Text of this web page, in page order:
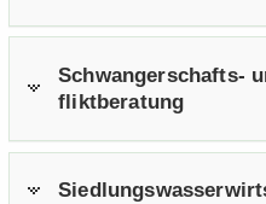
Schwangerschafts-​
flikt­be­ra­tung